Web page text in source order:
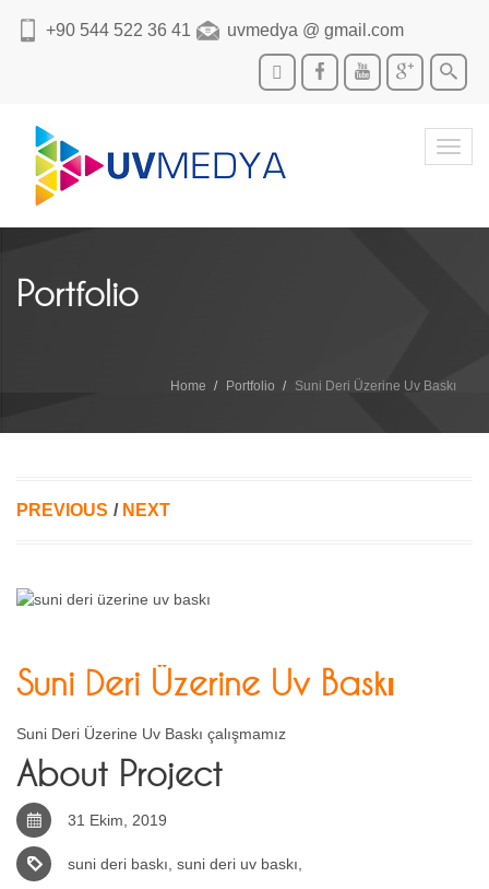
+90 544 522 36 41 uvmedya @ gmail.com
Portfolio
Home Portfolio Suni Deri Üzerine Uv Baskı
PREVIOUS / NEXT
Suni Deri Üzerine Uv Baskı
Suni Deri Üzerine Uv Baskı çalışmamız
About Project
31 Ekim, 2019
suni deri baskı suni deri uv baskı